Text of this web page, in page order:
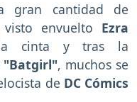
gran cantidad de
envuelto Ezra
cinta y tras la
"Batgirl", muchos se
de DC Cómics